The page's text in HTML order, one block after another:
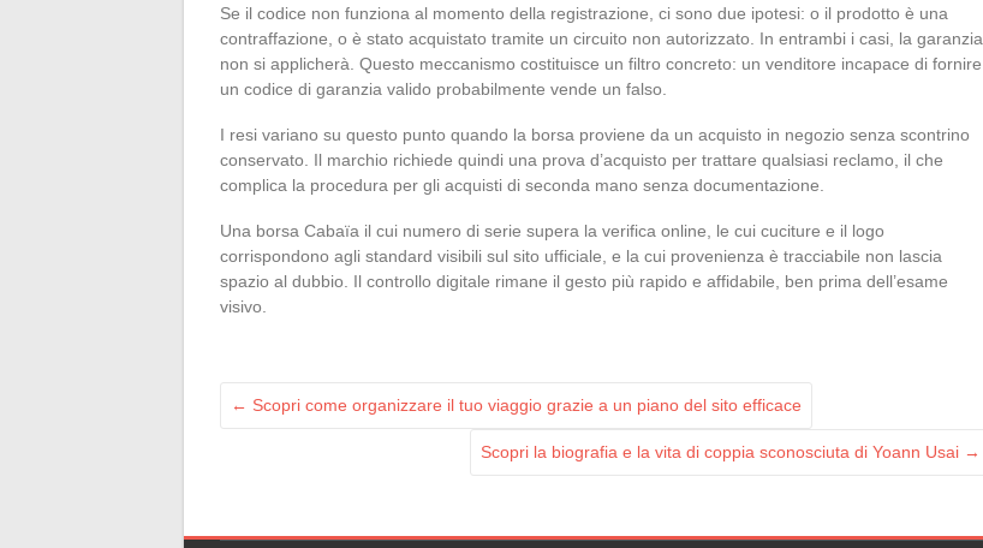
Se il codice non funziona al momento della registrazione, ci sono due ipotesi: o il prodotto è una
contraffazione, o è stato acquistato tramite un circuito non autorizzato. In entrambi i casi, la garanzia
non si applicherà. Questo meccanismo costituisce un filtro concreto: un venditore incapace di fornire
un codice di garanzia valido probabilmente vende un falso.
I resi variano su questo punto quando la borsa proviene da un acquisto in negozio senza scontrino
conservato. Il marchio richiede quindi una prova d’acquisto per trattare qualsiasi reclamo, il che
complica la procedura per gli acquisti di seconda mano senza documentazione.
Una borsa Cabaïa il cui numero di serie supera la verifica online, le cui cuciture e il logo
corrispondono agli standard visibili sul sito ufficiale, e la cui provenienza è tracciabile non lascia
spazio al dubbio. Il controllo digitale rimane il gesto più rapido e affidabile, ben prima dell’esame
visivo.
← Scopri come organizzare il tuo viaggio grazie a un piano del sito efficace
Scopri la biografia e la vita di coppia sconosciuta di Yoann Usai →